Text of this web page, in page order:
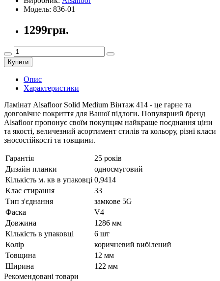
Модель: 836-01
1299грн.
Купити
Опис
Характеристики
Ламінат Alsafloor Solid Medium Вінтаж 414 - це гарне та
довговічне покриття для Вашої підлоги. Популярний бренд
Alsafloor пропонує своїм покупцям найкраще поєднання ціни
та якості, величезний асортимент стилів та кольору, різні класи
зносостійкості та товщини.
Гарантія
25 років
Дизайн планки
односмуговий
Кількість м. кв в упаковці 0,9414
Клас стирання
33
Тип з'єднання
замкове 5G
Фаска
V4
Довжина
1286 мм
Кількість в упаковці
6 шт
Колір
коричневий вибілений
Товщина
12 мм
Ширина
122 мм
Рекомендовані товари